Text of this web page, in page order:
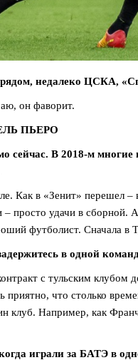
недалеко ЦСКА,
он фаворит.
ПЬЕРО
сейчас. В 2018-м многие
Как в «Зенит» перешел –
просто удачи в сборной.
футболист. Сначала в
в одной
с тульским клубом
что столько
клуб. Например, как
играли за БАТЭ в